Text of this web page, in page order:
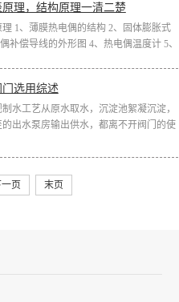
理，结构原理一清二楚
1、薄膜热电偶的结构 2、固体膨胀式
补偿导线的外形图 4、热电偶温度计 5、
门选用综述
水工艺从原水取水，沉淀池絮凝沉淀，
出水泵房输出供水，都离不开阀门的使
页 末页